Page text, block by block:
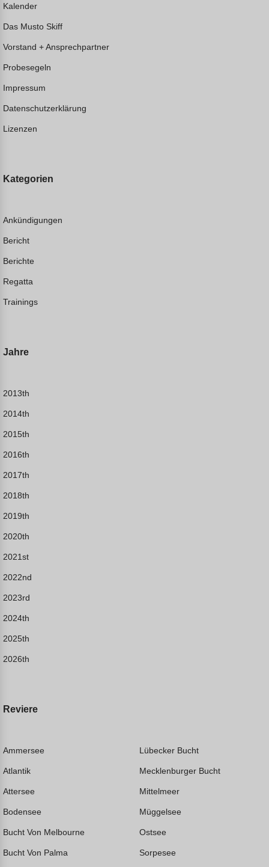
Kalender
Das Musto Skiff
Vorstand + Ansprechpartner
Probesegeln
Impressum
Datenschutzerklärung
Lizenzen
Kategorien
Ankündigungen
Bericht
Berichte
Regatta
Trainings
Jahre
2013th
2014th
2015th
2016th
2017th
2018th
2019th
2020th
2021st
2022nd
2023rd
2024th
2025th
2026th
Reviere
Ammersee
Atlantik
Attersee
Bodensee
Bucht Von Melbourne
Bucht Von Palma
Lübecker Bucht
Mecklenburger Bucht
Mittelmeer
Müggelsee
Ostsee
Sorpesee